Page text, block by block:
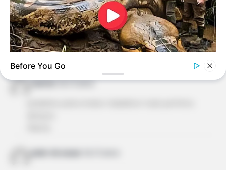
glaucia há 13 anos
Parabéns a todos.
Como é bom ver tanta criatividade e bom gosto na
produção de peças, com materiais que são os
BUZZ DAY
Before You Go